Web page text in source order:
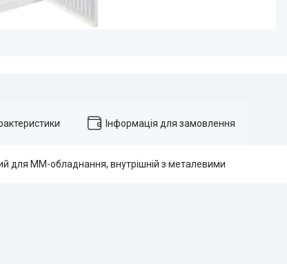
Інформація для замовлення
для ММ-обладнання, внутрішній з металевими